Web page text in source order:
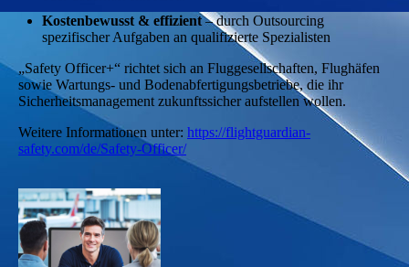
Kostenbewusst & effizient– durch Outsourcing
spezifischer Aufgaben an qualifizierte Spezialisten
„Safety Officer+“ richtet sich an Fluggesellschaften, Flughäfen
sowie Wartungs- und Bodenabfertigungsbetriebe, die ihr
Sicherheitsmanagement zukunftssicher aufstellen wollen.
Weitere Informationen unter: https://flightguardian-
safety.com/de/Safety-Officer/